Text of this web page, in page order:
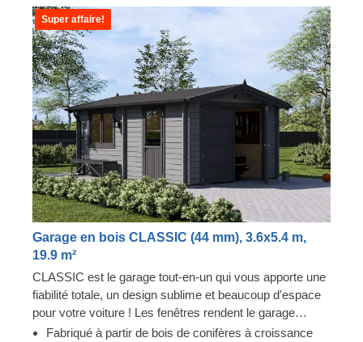
Super affaire!
Garage en bois CLASSIC (44 mm), 3.6x5.4 m,
19.9 m²
CLASSIC est le garage tout-en-un qui vous apporte une
fiabilité totale, un design sublime et beaucoup d'espace
pour votre voiture ! Les fenêtres rendent le garage
lumineux et accueillant, et la construction robuste
Fabriqué à partir de bois de conifères à croissance